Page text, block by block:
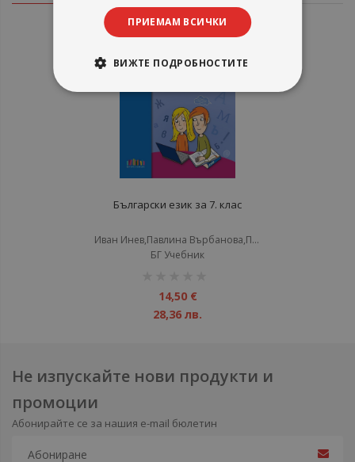
Български език за 7. клас
Иван Инев,Павлина Върбанова,Петя Маркова
БГ Учебник
14,50 €
28,36 лв.
Не изпускайте нови продукти и
промоции
Абонирайте се за нашия e-mail бюлетин
ПРИЕМАМ ВСИЧКИ
ВИЖТЕ ПОДРОБНОСТИТЕ